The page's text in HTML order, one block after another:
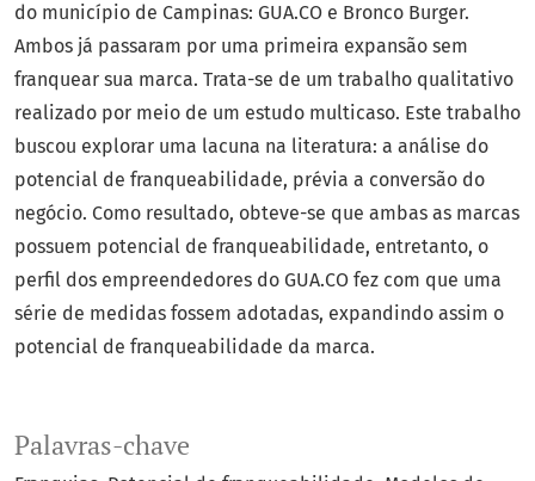
Palavras-chave
do município de Campinas: GUA.CO e Bronco Burger.
Ambos já passaram por uma primeira expansão sem
franquear sua marca. Trata-se de um trabalho qualitativo
realizado por meio de um estudo multicaso. Este trabalho
buscou explorar uma lacuna na literatura: a análise do
potencial de franqueabilidade, prévia a conversão do
negócio. Como resultado, obteve-se que ambas as marcas
possuem potencial de franqueabilidade, entretanto, o
perfil dos empreendedores do GUA.CO fez com que uma
série de medidas fossem adotadas, expandindo assim o
potencial de franqueabilidade da marca.